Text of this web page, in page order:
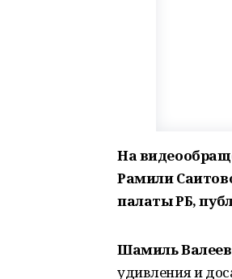
На
Рамили
палаты РБ,
ШамильВалеев
удивления и